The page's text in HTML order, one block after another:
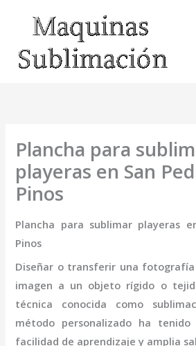
contenido
Plancha para
playeras en San
Pinos
Plancha para sublimar playeras
Pinos
Diseñar o transferir una
imagen a un objeto rígido o
técnica conocida como
método personalizado ha
facilidad de aprendizaje y amplia